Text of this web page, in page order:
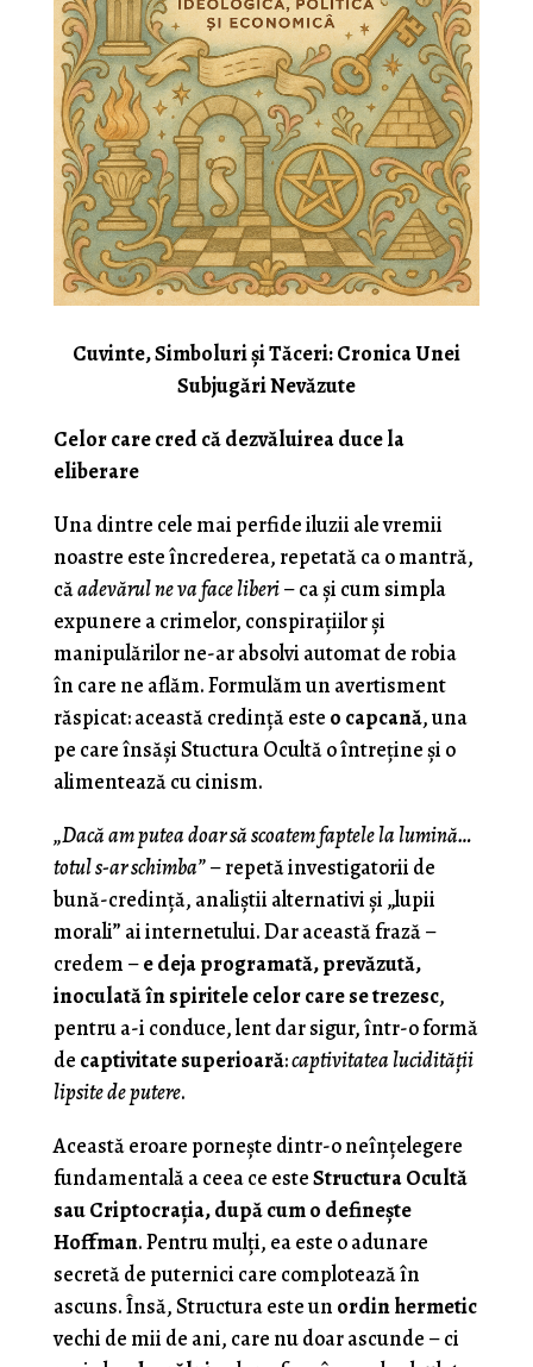
Cuvinte, Simboluri și Tăceri: Cronica Unei
Subjugări Nevăzute
Celor care cred că dezvăluirea duce la
eliberare
Una dintre cele mai perfide iluzii ale vremii
noastre este încrederea, repetată ca o mantră,
căadevărul ne va face liberi– ca și cum simpla
expunere a crimelor, conspirațiilor și
manipulărilor ne-ar absolvi automat de robia
în care ne aflăm. Formulăm un avertisment
răspicat: această credință este o capcană, una
pe care însăși Stuctura Ocultă o întreține și o
alimentează cu cinism.
„Dacă am putea doar să scoatem faptele la lumină…
totul s-ar schimba”– repetă investigatorii de
bună-credință, analiștii alternativi și „lupii
morali” ai internetului. Dar această frază –
credem –e deja programată, prevăzută,
inoculată în spiritele celor care se trezesc,
pentru a-i conduce, lent dar sigur, într-o formă
de captivitate superioară:captivitatea lucidității
lipsite de putere.
Această eroare pornește dintr-o neînțelegere
fundamentală a ceea ce esteStructura Ocultă
sau Criptocraţia, după cum o defineşte
Hoffman. Pentru mulți, ea este o adunare
secretă de puternici care complotează în
ascuns. Însă, Structura este un ordin hermetic
vechi de mii de ani, care nu doar ascunde – ci